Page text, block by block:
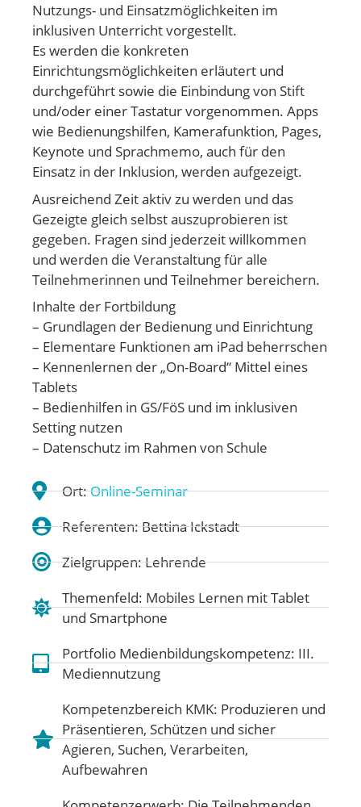
Nutzungs- und Einsatzmöglichkeiten im
inklusiven Unterricht vorgestellt.
Es werden die konkreten
Einrichtungsmöglichkeiten erläutert und
durchgeführt sowie die Einbindung von Stift
und/oder einer Tastatur vorgenommen. Apps
wie Bedienungshilfen, Kamerafunktion, Pages,
Keynote und Sprachmemo, auch für den
Einsatz in der Inklusion, werden aufgezeigt.
Ausreichend Zeit aktiv zu werden und das
Gezeigte gleich selbst auszuprobieren ist
gegeben. Fragen sind jederzeit willkommen
und werden die Veranstaltung für alle
Teilnehmerinnen und Teilnehmer bereichern.
Inhalte der Fortbildung
– Grundlagen der Bedienung und Einrichtung
– Elementare Funktionen am iPad beherrschen
– Kennenlernen der „On-Board“ Mittel eines
Tablets
– Bedienhilfen in GS/FöS und im inklusiven
Setting nutzen
– Datenschutz im Rahmen von Schule
Ort:Online-Seminar
Referenten: Bettina Ickstadt
Zielgruppen: Lehrende
Themenfeld: Mobiles Lernen mit Tablet
und Smartphone
Portfolio Medienbildungskompetenz: III.
Mediennutzung
Kompetenzbereich KMK: Produzieren und
Präsentieren, Schützen und sicher
Agieren, Suchen, Verarbeiten,
Aufbewahren